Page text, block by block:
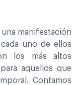
manifestación
uno de ellos
los más altos
aquellos que
Contamos